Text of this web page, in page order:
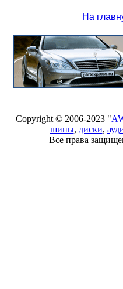
На
Copyright © 2006-2023 "
шины, диски,
Все права